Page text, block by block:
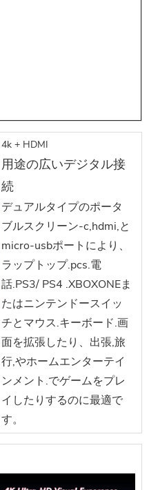
4k + HDMI
用途の広いデジタル接
続
デュアルタイプのポータ
ブルスクリーン-c,hdmi,と
micro-usbポートにより、
ラップトップ.pcs.電
話.PS3/ PS4 .XBOXONEま
たはニンテンドースイッ
チとマウス.キーボード.画
面を拡張したり、出張,旅
行,やホームエンターテイ
ンメント.でゲームをプレ
イしたりするのに最適で
す。